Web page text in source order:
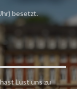
besetzt.
Lust uns zu